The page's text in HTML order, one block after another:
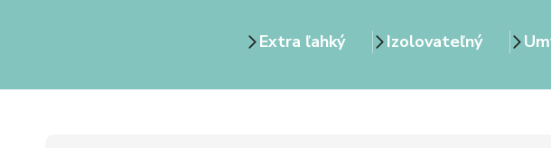
Extra ľahký Izolovateľný